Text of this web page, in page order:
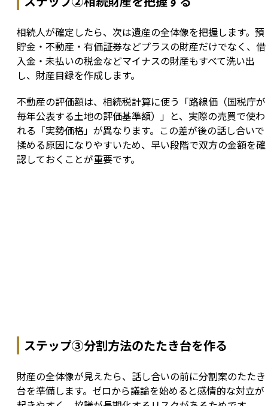
相続人が確定したら、次は遺産の全体像を把握します。預
貯金・不動産・有価証券などプラスの財産だけでなく、借
入金・未払いの税金などマイナスの財産もすべて洗い出
し、財産目録を作成します。
不動産の評価額は、相続税計算に使う「路線価（国税庁が
毎年公表する土地の評価基準額）」と、実際の売買で使わ
れる「実勢価格」が異なります。この差が後の話し合いで
揉める原因になりやすいため、早い段階で双方の金額を確
認しておくことが重要です。
ステップ③分割方法のたたき台を作る
財産の全体像が見えたら、話し合いの前に分割案のたたき
台を準備します。ゼロから議論を始めると感情的な対立が